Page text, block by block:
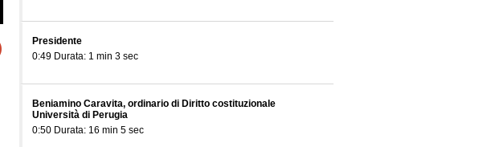
Presidente
0:49 Durata: 1 min 3 sec
Beniamino Caravita, ordinario di Diritto costituzionale
Università di Perugia
0:50 Durata: 16 min 5 sec